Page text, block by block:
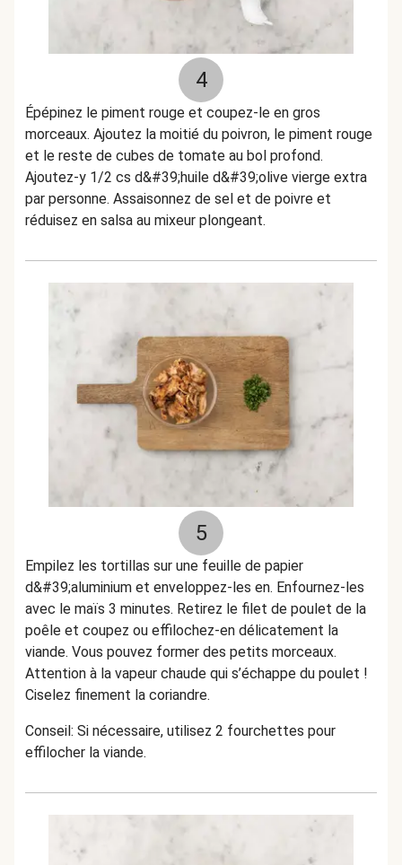
4
Épépinez le piment rouge et coupez-le en gros
morceaux. Ajoutez la moitié du poivron, le piment rouge
et le reste de cubes de tomate au bol profond.
Ajoutez-y 1/2 cs d&#39;huile d&#39;olive vierge extra
par personne. Assaisonnez de sel et de poivre et
réduisez en salsa au mixeur plongeant.
5
Empilez les tortillas sur une feuille de papier
d&#39;aluminium et enveloppez-les en. Enfournez-les
avec le maïs 3 minutes. Retirez le filet de poulet de la
poêle et coupez ou effilochez-en délicatement la
viande. Vous pouvez former des petits morceaux.
Attention à la vapeur chaude qui s’échappe du poulet !
Ciselez finement la coriandre.
Conseil: Si nécessaire, utilisez 2 fourchettes pour
effilocher la viande.